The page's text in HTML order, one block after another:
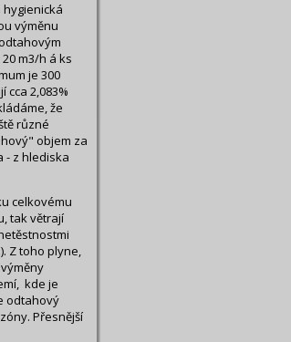
výměnu
m3/h á ks
je 300
2,083%
že
různé
objem za
- z hlediska
celkovému
tak větrají
Z toho plyne,
kde je
odtahový
Přesnější